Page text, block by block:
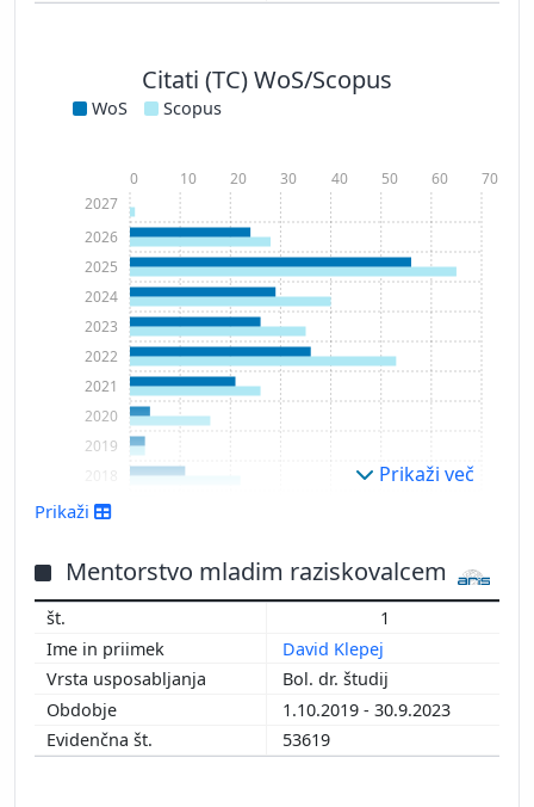
Citati (TC) WoS/Scopus
WoS Scopus
2011
2012
2014
2015
2017
2019
2020
2021
2022
2023
2024
2025
2026
2027
0 10 20 30 40 50 60 70
Prikaži več
Prikaži
Mentorstvo mladim raziskovalcem
1
David Klepej
Bol. dr. študij
1.10.2019 - 30.9.2023
53619